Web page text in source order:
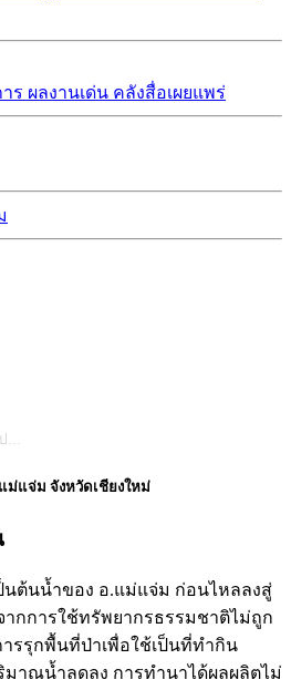
ร ผลงานเด่น คลังสื่อเผยแพร่
...
ม่แจ่ม จังหวัดเชียงใหม่
นต้นน้ำของ อ.แม่แจ่ม ก่อนไหลลงสู่
กการใช้ทรัพยากรธรรมชาติไม่ถูก
รรุกพื้นที่ป่าเพื่อใช้เป็นที่ทำกิน
มาณน้ำลดลง การทำนาได้ผลผลิตไม่